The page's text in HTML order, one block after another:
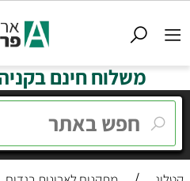
משלוח חינם בקניה מעל